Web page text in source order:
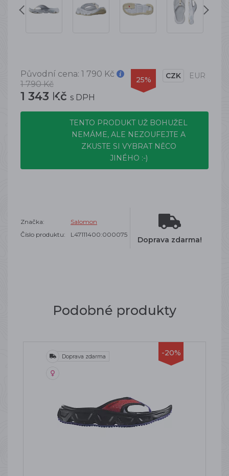
Původní cena: 1 790 Kč
1 790 Kč
1 343 Kč s DPH
25% CZK EUR
TENTO PRODUKT UŽ BOHUŽEL
NEMÁME, ALE NEZOUFEJTE A
ZKUSTE SI VYBRAT NĚCO
JINÉHO :-)
Značka:
Salomon
Číslo produktu:
L47111400:000075
Doprava zdarma!
Podobné produkty
-20%
Doprava zdarma